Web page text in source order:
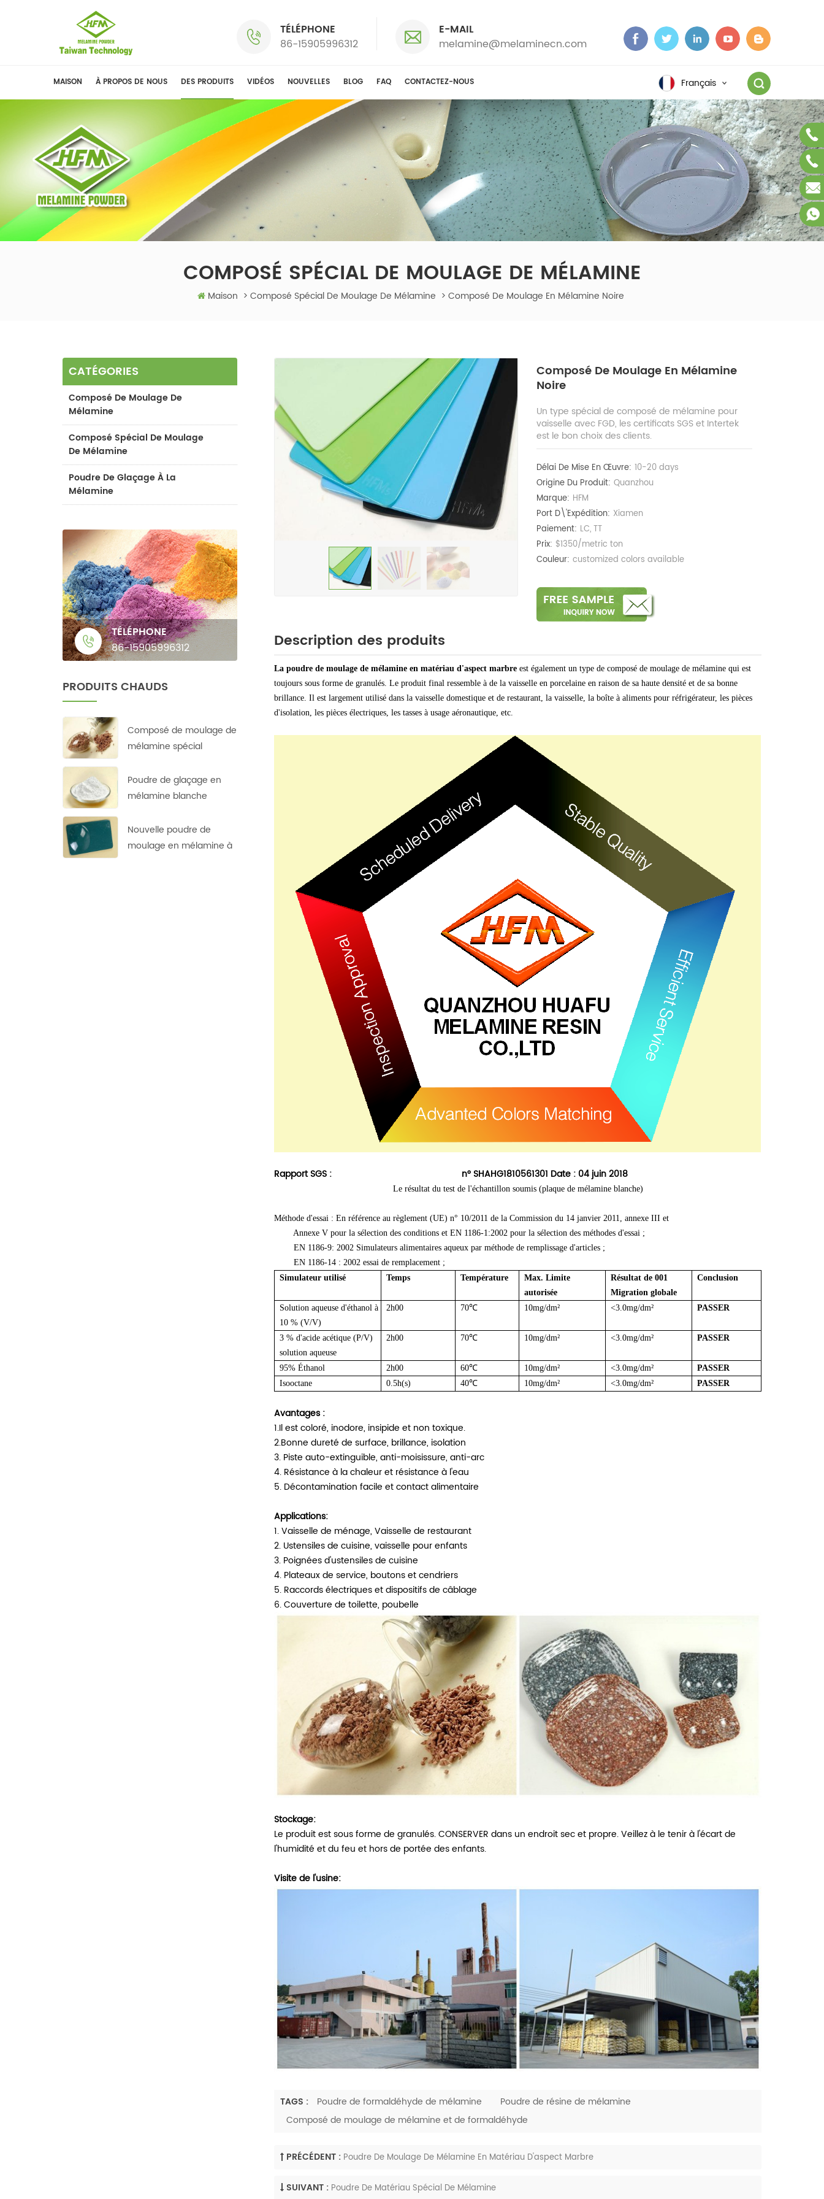
TÉLÉPHONE
86-15905996312
E-MAIL
melamine@melaminecn.com
Français
MAISON À PROPOS DE NOUS DES PRODUITS VIDÉOS NOUVELLES BLOG FAQ CONTACTEZ-NOUS
COMPOSÉ SPÉCIAL DE MOULAGE DE MÉLAMINE
Maison > Composé Spécial De Moulage De Mélamine > Composé De Moulage En Mélamine Noire
CATÉGORIES
Composé De Moulage De
Mélamine
Composé Spécial De Moulage
De Mélamine
Poudre De Glaçage À La
Mélamine
TÉLÉPHONE
86-15905996312
PRODUITS CHAUDS
Composé de moulage de
mélamine spécial
Poudre de glaçage en
mélamine blanche
Nouvelle poudre de
moulage en mélamine à
Composé De Moulage En Mélamine
Noire
Un type spécial de composé de mélamine pour
vaisselle avec FGD, les certificats SGS et Intertek
est le bon choix des clients.
Délai De Mise En Œuvre: 10-20 days
Origine Du Produit: Quanzhou
Marque: HFM
Port D\'expédition: Xiamen
Paiement: LC, TT
Prix: $1350/metric ton
Couleur: customized colors available
Description des produits
La poudre de moulage de mélamine en matériau d'aspect marbre est également un type de composé de moulage de mélamine qui est
toujours sous forme de granulés. Le produit final ressemble à de la vaisselle en porcelaine en raison de sa haute densité et de sa bonne
brillance. Il est largement utilisé dans la vaisselle domestique et de restaurant, la vaisselle, la boîte à aliments pour réfrigérateur, les pièces
d'isolation, les pièces électriques, les tasses à usage aéronautique, etc.
Rapport SGS : n° SHAHG1810561301 Date : 04 juin 2018
Le résultat du test de l'échantillon soumis (plaque de mélamine blanche)
Méthode d'essai : En référence au règlement (UE) n° 10/2011 de la Commission du 14 janvier 2011, annexe III et
Annexe V pour la sélection des conditions et EN 1186-1:2002 pour la sélection des méthodes d'essai ;
EN 1186-9: 2002 Simulateurs alimentaires aqueux par méthode de remplissage d'articles ;
EN 1186-14 : 2002 essai de remplacement ;
Simulateur utilisé
Temps Température
Max. Limite
autorisée
Résultat de 001
Migration globale
Conclusion
Solution aqueuse d'éthanol à
10 % (V/V)
2h00 70℃ 10mg/dm² <3.0mg/dm² PASSER
3 % d'acide acétique (P/V)
solution aqueuse
2h00 70℃ 10mg/dm² <3.0mg/dm² PASSER
95% Éthanol 2h00 60℃ 10mg/dm² <3.0mg/dm²
PASSER
Isooctane
0.5h(s) 40℃ 10mg/dm² <3.0mg/dm² PASSER
Avantages :
1.Il est coloré, inodore, insipide et non toxique.
2.Bonne dureté de surface, brillance, isolation
3. Piste auto-extinguible, anti-moisissure, anti-arc
4. Résistance à la chaleur et résistance à l'eau
5. Décontamination facile et contact alimentaire
Applications:
1. Vaisselle de ménage, Vaisselle de restaurant
2. Ustensiles de cuisine, vaisselle pour enfants
3. Poignées d'ustensiles de cuisine
4. Plateaux de service, boutons et cendriers
5. Raccords électriques et dispositifs de câblage
6. Couverture de toilette, poubelle
Stockage:
Le produit est sous forme de granulés. CONSERVER dans un endroit sec et propre. Veillez à le tenir à l'écart de
l'humidité et du feu et hors de portée des enfants.
Visite de l'usine:
TAGS : Poudre de formaldéhyde de mélamine
Poudre de résine de mélamine
Composé de moulage de mélamine et de formaldéhyde
PRÉCÉDENT : Poudre De Moulage De Mélamine En Matériau D'aspect Marbre
SUIVANT : Poudre De Matériau Spécial De Mélamine